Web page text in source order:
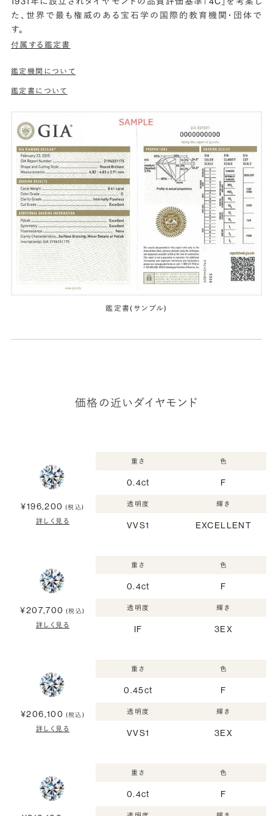
た、世界で最も権威のある宝石学の国際的教育機関・団体で
す。
付属する鑑定書
鑑定機関について
鑑定書について
鑑定書(サンプル)
価格の近いダイヤモンド
¥196,200 (税込)
詳しく見る
重さ
0.4ct
色
F
透明度
VVS1
輝き
EXCELLENT
¥207,700 (税込)
詳しく見る
重さ
0.4ct
色
F
透明度
IF
輝き
3EX
¥206,100 (税込)
詳しく見る
重さ
0.45ct
色
F
透明度
VVS1
輝き
3EX
重さ
0.4ct
色
F